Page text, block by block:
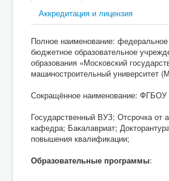
Аккредитация и лицензия
Полное наименование: федеральное
бюджетное образовательное
образования «Московский
машиностроительный университет
Сокращённое наименование:
Государственный ВУЗ; Отсрочка от
кафедра; Бакалавриат;
повышения квалификации;
Образовательные программы: